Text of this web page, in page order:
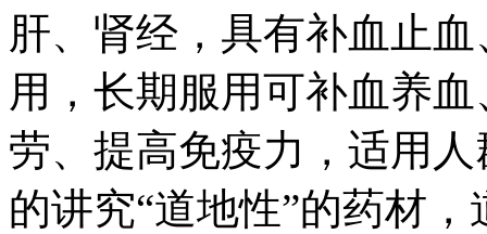
肝、肾经，具有补血止
用，长期服用可补血养
劳、提高免疫力，适用
的讲究“道地性”的药材